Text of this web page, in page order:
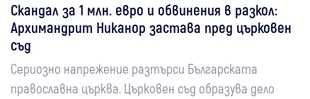
Скандал за 1 млн. евро и обвинения в разкол:
Архимандрит Никанор застава пред църковен
съд
Сериозно напрежение разтърси Българската
православна църква. Църковен съд образува дело